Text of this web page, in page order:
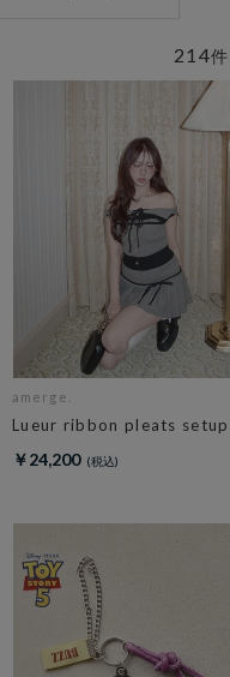
214件
amerge.
Lueur ribbon pleats setup
￥24,200